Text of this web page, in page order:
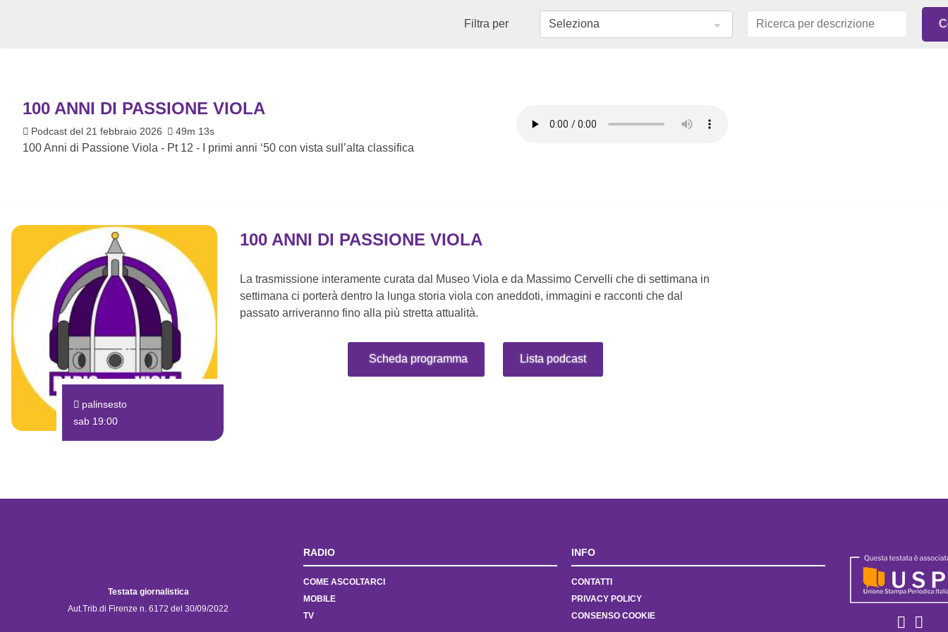
Filtra per
100 ANNI DI PASSIONE VIOLA
Podcast del 21 febbraio 2026 49m 13s
100 Anni di Passione Viola - Pt 12 - I primi anni ‘50 con vista sull’alta classifica
palinsesto
sab 19:00
100 ANNI DI PASSIONE VIOLA
La trasmissione interamente curata dal Museo Viola e da Massimo Cervelli che di settimana in
settimana ci porterà dentro la lunga storia viola con aneddoti, immagini e racconti che dal
passato arriveranno fino alla più stretta attualità.
Scheda programma Lista podcast
Testata giornalistica
Aut.Trib.di Firenze n. 6172 del 30/09/2022
RADIO
COME ASCOLTARCI
MOBILE
TV
INFO
CONTATTI
PRIVACY POLICY
CONSENSO COOKIE